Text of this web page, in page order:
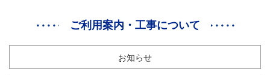
ご利用案内・工事について
お知らせ